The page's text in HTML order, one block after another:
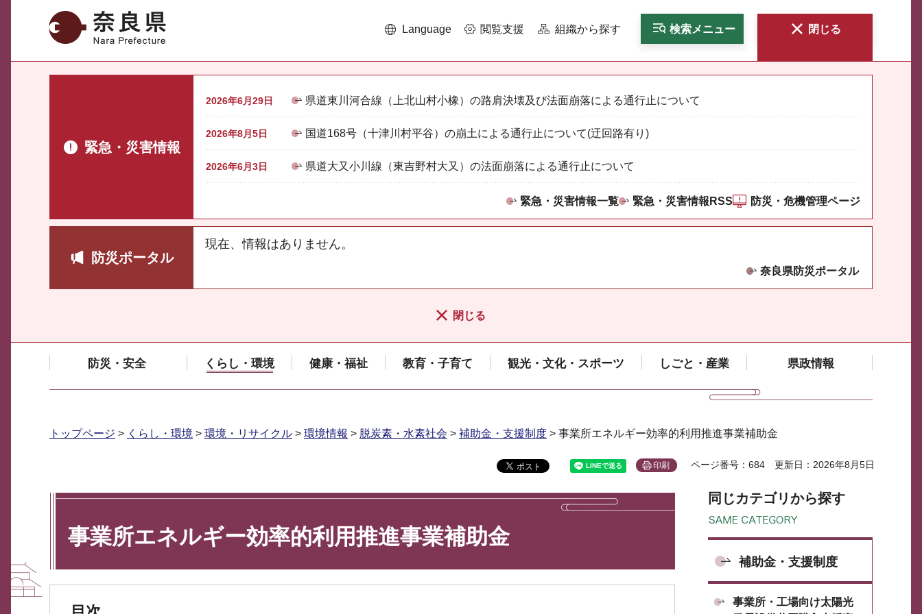
奈良県 Language 閲覧支援 組織から探す 検索メニュー 閉じる
緊急・災害情報
2026年6月29日 県道東川河合線（上北山村小橡）の路肩決壊及び法面崩落による通行止について
2026年8月5日 国道168号（十津川村平谷）の崩土による通行止について(迂回路有り)
2026年6月3日 県道大又小川線（東吉野村大又）の法面崩落による通行止について
緊急・災害情報一覧 緊急・災害情報RSS 防災・危機管理ページ
防災ポータル
現在、情報はありません。
奈良県防災ポータル
閉じる
防災・安全 くらし・環境 健康・福祉 教育・子育て 観光・文化・スポーツ しごと・産業 県政情報
トップページ > くらし・環境 > 環境・リサイクル > 環境情報 > 脱炭素・水素社会 > 補助金・支援制度 > 事業所エネルギー効率的利用推進事業補助金
印刷 ページ番号：684 更新日：2026年8月5日
事業所エネルギー効率的利用推進事業補助金
同じカテゴリから探す
補助金・支援制度
事業所・工場向け太陽光